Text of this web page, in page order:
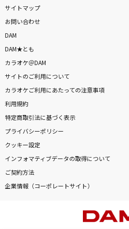
サイトマップ
お問い合わせ
DAM
DAM★とも
カラオケ＠DAM
サイトのご利用について
カラオケご利用にあたっての注意事項
利用規約
特定商取引法に基づく表示
プライバシーポリシー
クッキー設定
インフォマティブデータの取得について
ご契約方法
企業情報（コーポレートサイト）